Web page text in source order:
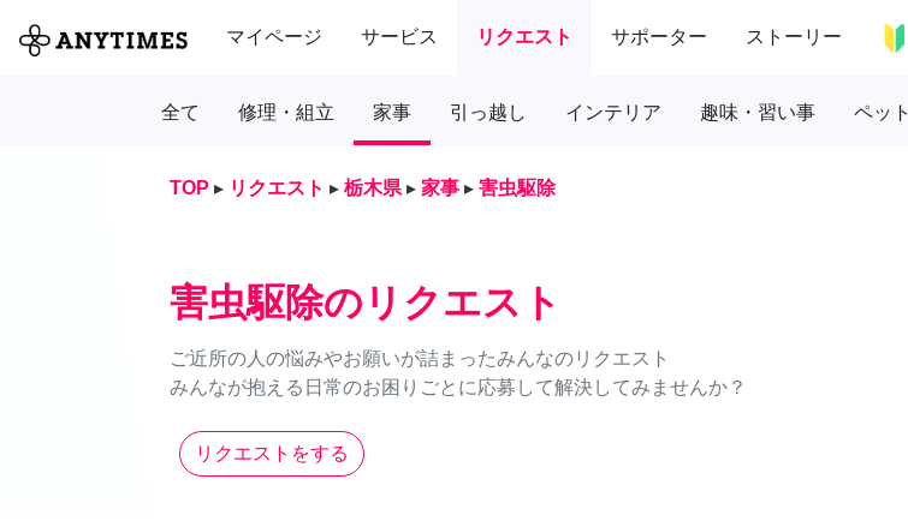
マイページ サービス リクエスト サポーター ストーリー
全て 修理・組立 家事 引っ越し インテリア 趣味・習い事 ペット
TOP ▸ リクエスト ▸ 栃木県 ▸ 家事 ▸ 害虫駆除
害虫駆除のリクエスト
ご近所の人の悩みやお願いが詰まったみんなのリクエスト
みんなが抱える日常のお困りごとに応募して解決してみませんか？
リクエストをする